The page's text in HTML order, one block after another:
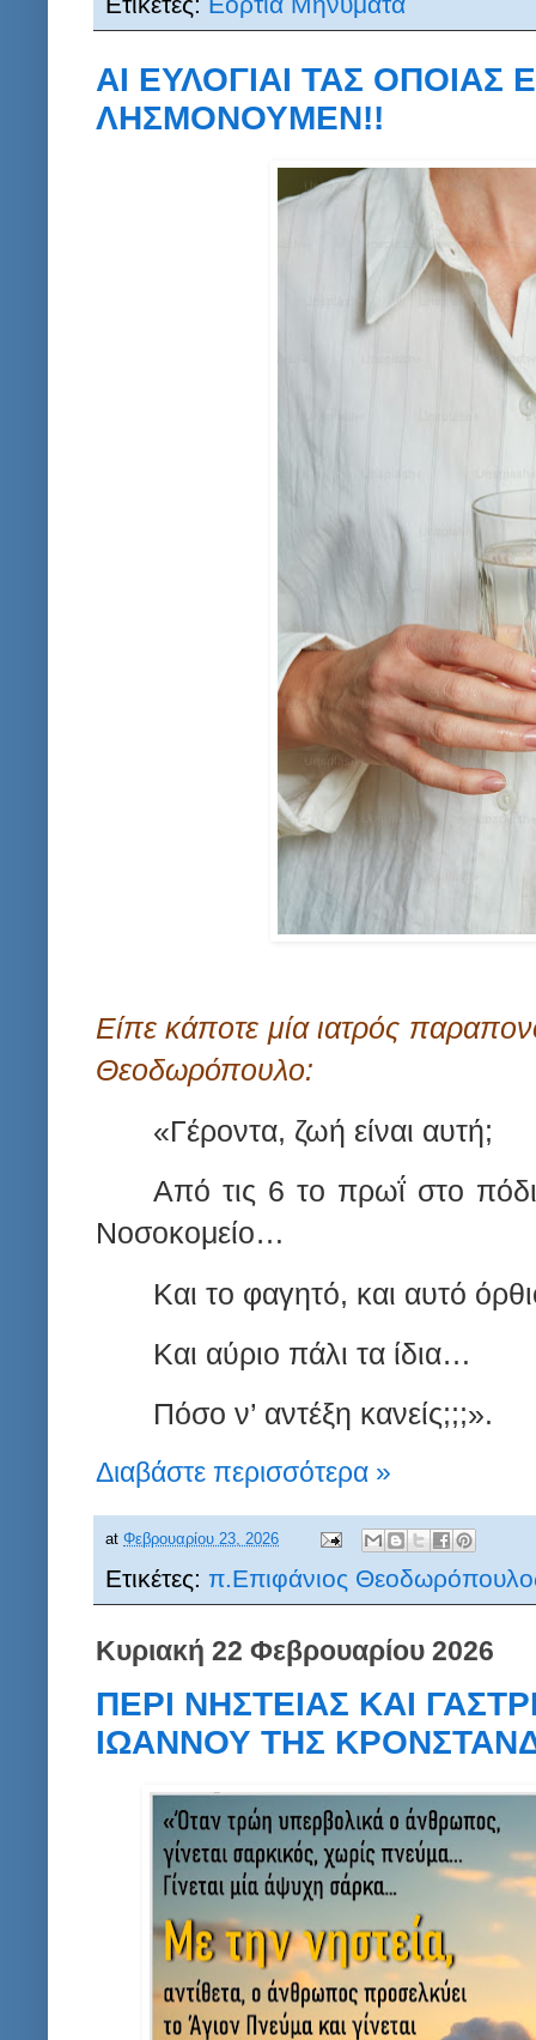
ΑΙ ΕΥΛΟΓΙΑΙ ΤΑΣ ΟΠΟΙΑΣ
ΛΗΣΜΟΝΟΥΜΕΝ!!
Είπε κάποτε μία ιατρός
Θεοδωρόπουλο:
«Γέροντα, ζωή είναι αυτή;
Από τις 6 το πρωΐ στο
Νοσοκομείο…
Και το φαγητό, και αυτό
Και αύριο πάλι τα ίδια…
Πόσο ν’ αντέξη κανείς;;;».
Διαβάστε περισσότερα »
at Φεβρουαρίου 23, 2026
Ετικέτες: π.Επιφάνιος
Κυριακή 22 Φεβρουαρίου 2026
ΠΕΡΙ ΝΗΣΤΕΙΑΣ ΚΑΙ
ΙΩΑΝΝΟΥ ΤΗΣ